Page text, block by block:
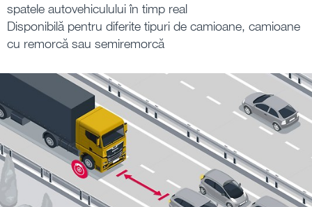
spatele autovehiculului în timp real
Disponibilă pentru diferite tipuri de camioane, camioane
cu remorcă sau semiremorcă